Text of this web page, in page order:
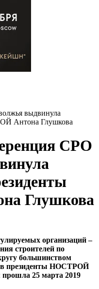
выдвинула
Антона Глушкова
СРО
Глушкова
организаций –
строителей по
большинством
в президенты НОСТРОЙ
25 марта 2019